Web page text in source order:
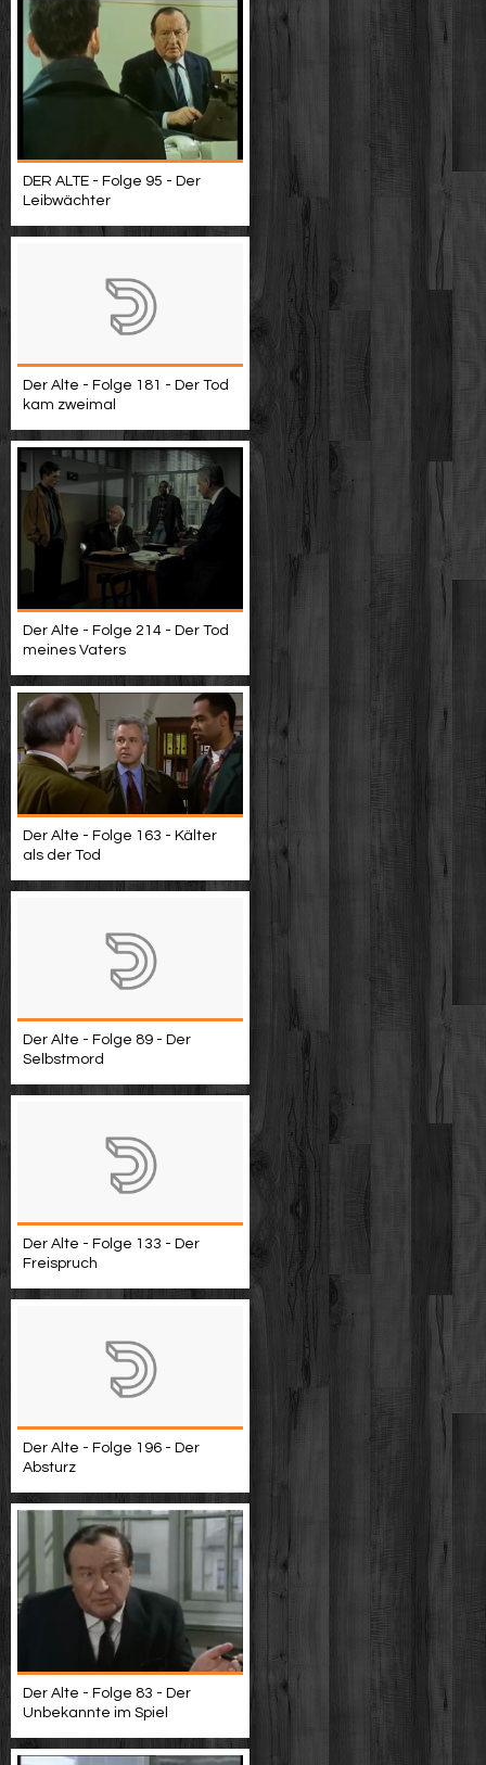
DER ALTE - Folge 95 - Der
Leibwächter
Der Alte - Folge 181 - Der Tod
kam zweimal
Der Alte - Folge 214 - Der Tod
meines Vaters
Der Alte - Folge 163 - Kälter
als der Tod
Der Alte - Folge 89 - Der
Selbstmord
Der Alte - Folge 133 - Der
Freispruch
Der Alte - Folge 196 - Der
Absturz
Der Alte - Folge 83 - Der
Unbekannte im Spiel